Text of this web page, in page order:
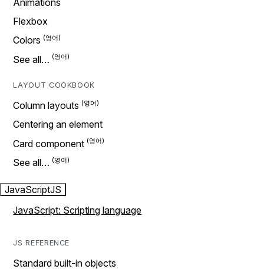
Animations
Flexbox
Colors
See all…
LAYOUT COOKBOOK
Column layouts
Centering an element
Card component
See all…
JavaScriptJS
JavaScript: Scripting language
JS REFERENCE
Standard built-in objects